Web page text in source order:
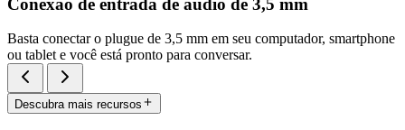
Basta conectar o plugue de 3,5 mm em seu computador, smartphone
ou tablet e você está pronto para conversar.
Descubra mais recursos